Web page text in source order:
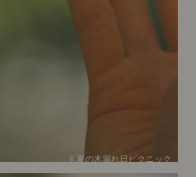
# 夏の木漏れ日ピクニック